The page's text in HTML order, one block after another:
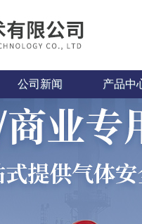
公司新闻 产品中